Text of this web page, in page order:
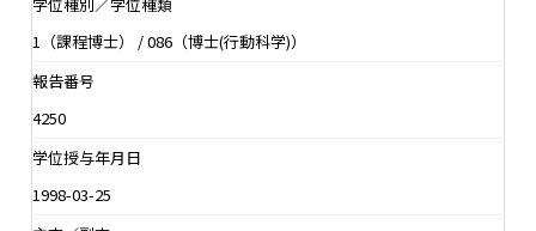
1（課程博士） / 086（博士(行動科学)）
報告番号
4250
学位授与年月日
1998-03-25